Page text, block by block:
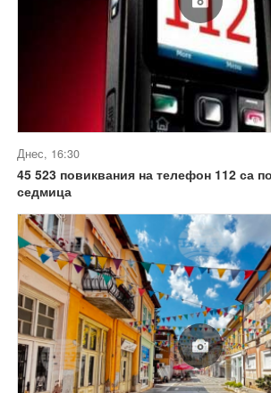
Днес, 16:30
45 523 повиквания на телефон 112 са
седмица